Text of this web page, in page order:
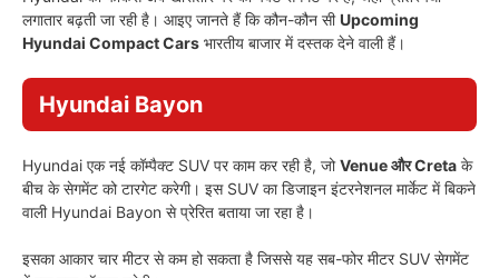
लगातार बढ़ती जा रही है। आइए जानते हैं कि कौन-कौन सीUpcoming
Hyundai Compact Cars भारतीय बाजार में दस्तक देने वाली हैं।
Hyundai Bayon
Hyundai एक नई कॉम्पैक्ट SUV पर काम कर रही है, जोVenue और Creta के
बीच के सेगमेंट को टारगेट करेगी। इस SUV का डिजाइन इंटरनेशनल मार्केट में बिकने
वाली Hyundai Bayon से प्रेरित बताया जा रहा है।
इसका आकार चार मीटर से कम हो सकता है जिससे यह सब-फोर मीटर SUV सेगमेंट